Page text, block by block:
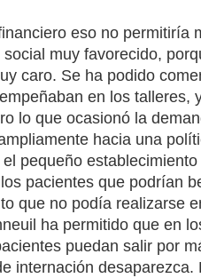
eso no permitiría
muy favorecido,
caro. Se ha podido
en los talleres,
lo que ocasionó la
hacia una
pequeño
pacientes que podrían
que no podía realizarse
ha permitido que en
puedan salir por
internación desaparezca.